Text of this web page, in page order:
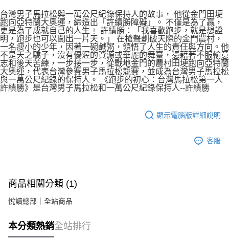
台灣男子馬拉松與一萬公尺紀錄保持人的故事， 他從金門田埂
跑向亞特蘭大奧運，締造出「許績勝障礙」。 不僅是為了贏，
更是為了成就自己的人生﹗ 許績勝：「我喜歡跑步，就是想證
明，跑步也可以闖出一片天。」 在槍聲劃破天際的金門農村，
一名瘦小的少年，因著一碗鹹粥，領悟了人生的責任與方向。他
不是天之驕子，沒有優渥的資源或華麗的舞臺，憑藉著不服輸意
志和後天苦練，一步接一步，從戰地金門的農村田埂跑向亞特蘭
大奧運，代表台灣參賽男子馬拉松競賽，並成為台灣男子馬拉松
與一萬公尺紀錄的保持人。 《跑步的初心：台灣馬拉松第一人
許績勝》是台灣男子馬拉松和一萬公尺紀錄保持人--許績勝
顯示電腦版詳細說明
客服
商品相關分類 (1)
悅讀總部｜全站商品
本分類熱銷全站排行